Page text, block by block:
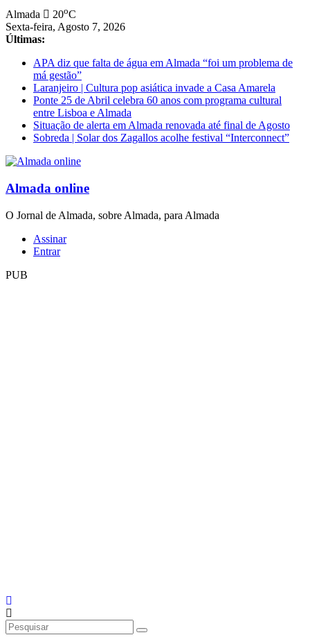
Saltar
para
conteúdo
Almada 20oC
Sexta-feira, Agosto 7, 2026
Últimas:
APA diz que falta de água em Almada “foi um problema de
má gestão”
Laranjeiro | Cultura pop asiática invade a Casa Amarela
Ponte 25 de Abril celebra 60 anos com programa cultural
entre Lisboa e Almada
Situação de alerta em Almada renovada até final de Agosto
Sobreda | Solar dos Zagallos acolhe festival “Interconnect”
Almada online
O Jornal de Almada, sobre Almada, para Almada
Assinar
Entrar
PUB